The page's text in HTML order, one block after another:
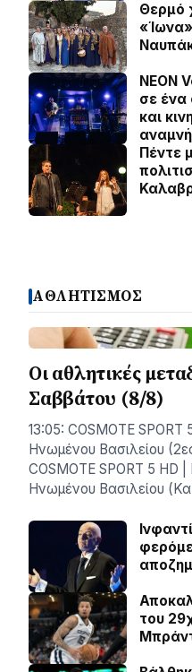
Θερμό
NEON
σε ένα
και
Πέντε
ΑΘΛΗΤΙΣΜΟΣ
Οι αθλητικές
Σαββάτου (8/8)
13:05: COSMOTE
Ηνωμένου Βασιλείου
COSMOTE SPORT 5 HD
Ηνωμένου Βασιλείου
του